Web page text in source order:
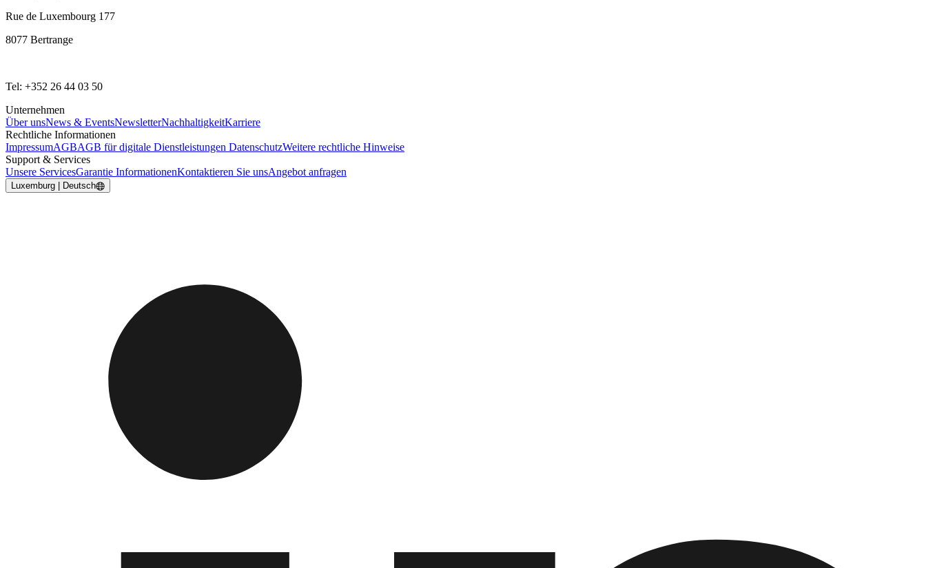
Rue de Luxembourg 177
8077 Bertrange
Tel: +352 26 44 03 50
Unternehmen
Über unsNews & EventsNewsletterNachhaltigkeitKarriere
Rechtliche Informationen
ImpressumAGBAGB für digitale Dienstleistungen DatenschutzWeitere rechtliche Hinweise
Support & Services
Unsere ServicesGarantie InformationenKontaktieren Sie unsAngebot anfragen
Luxemburg | Deutsch